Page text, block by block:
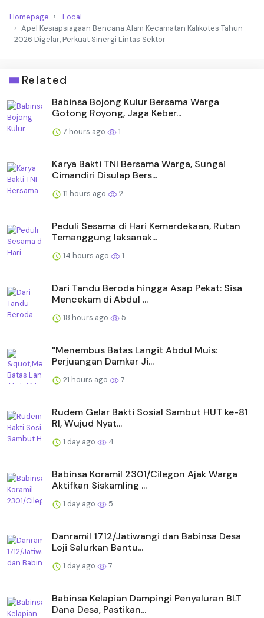
Homepage
Local
Apel Kesiapsiagaan Bencana Alam Kecamatan Kalikotes Tahun
2026 Digelar, Perkuat Sinergi Lintas Sektor
Related
Babinsa Bojong Kulur Bersama Warga
Gotong Royong, Jaga Keber...
7 hours ago 1
Karya Bakti TNI Bersama Warga, Sungai
Cimandiri Disulap Bers...
11 hours ago 2
Peduli Sesama di Hari Kemerdekaan, Rutan
Temanggung laksanak...
14 hours ago 1
Dari Tandu Beroda hingga Asap Pekat: Sisa
Mencekam di Abdul ...
18 hours ago 5
"Menembus Batas Langit Abdul Muis:
Perjuangan Damkar Ji...
21 hours ago 7
Rudem Gelar Bakti Sosial Sambut HUT ke-81
RI, Wujud Nyat...
1 day ago 4
Babinsa Koramil 2301/Cilegon Ajak Warga
Aktifkan Siskamling ...
1 day ago 5
Danramil 1712/Jatiwangi dan Babinsa Desa
Loji Salurkan Bantu...
1 day ago 7
Babinsa Kelapian Dampingi Penyaluran BLT
Dana Desa, Pastikan...